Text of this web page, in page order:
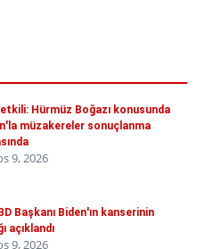
Hürmüz Boğazı konusunda
müzakereler sonuçlanma
9, 2026
Başkanı Biden'ın kanserinin
açıklandı
9, 2026